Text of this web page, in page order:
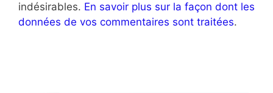
indésirables. En savoir plus sur la façon dont les
données de vos commentaires sont traitées.